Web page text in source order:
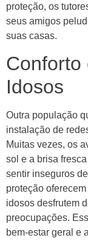
proteção, os
seus amigos
suas casas.
Conforto
Idosos
Outra população
instalação de
Muitas vezes, os
sol e a brisa
sentir inseguros
proteção
idosos desfrutem
preocupações.
bem-estar geral e